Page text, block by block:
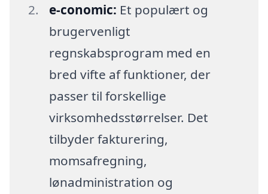
e-conomic: Et populært og
brugervenligt
regnskabsprogram med en
bred vifte af funktioner, der
passer til forskellige
virksomhedsstørrelser. Det
tilbyder fakturering,
momsafregning,
lønadministration og